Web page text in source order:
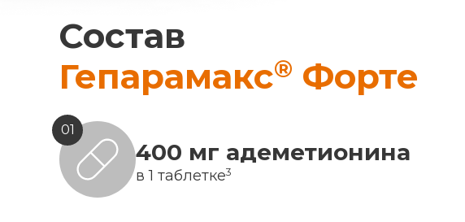
Состав
Гепарамакс® Форте
01
400 мг адеметионина
в 1 таблетке3